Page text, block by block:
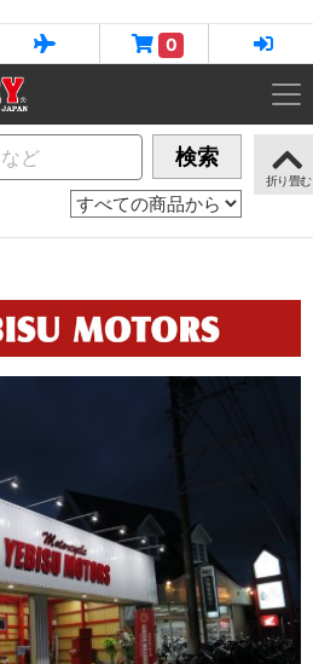
0
検索